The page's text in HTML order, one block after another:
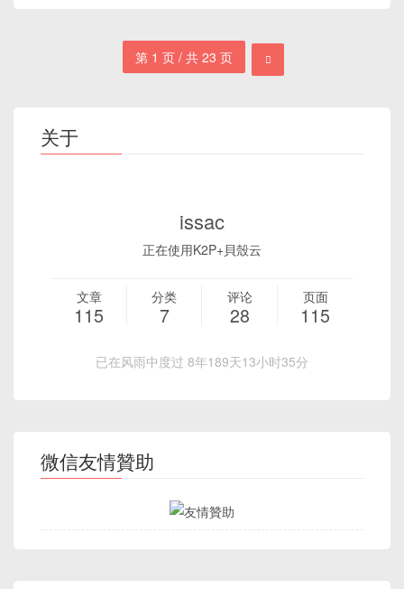
第 1 页 / 共 23 页
关于
issac
正在使用K2P+貝殼云
文章
115
分类
7
评论
28
页面
115
已在风雨中度过 8年189天13小时35分
微信友情贊助